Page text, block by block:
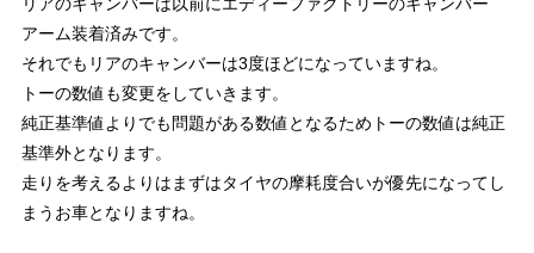
アーム装着済みです。
それでもリアのキャンバーは3度ほどになっていますね。
トーの数値も変更をしていきます。
純正基準値よりでも問題がある数値となるためトーの数値は純正
基準外となります。
走りを考えるよりはまずはタイヤの摩耗度合いが優先になってし
まうお車となりますね。